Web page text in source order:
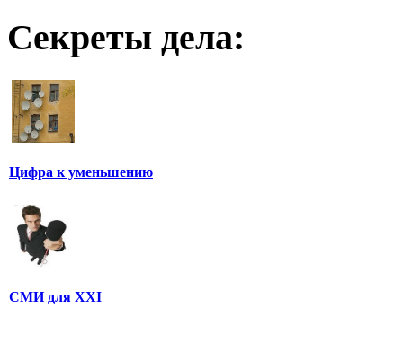
Секреты дела:
Цифра к уменьшению
СМИ для XXI